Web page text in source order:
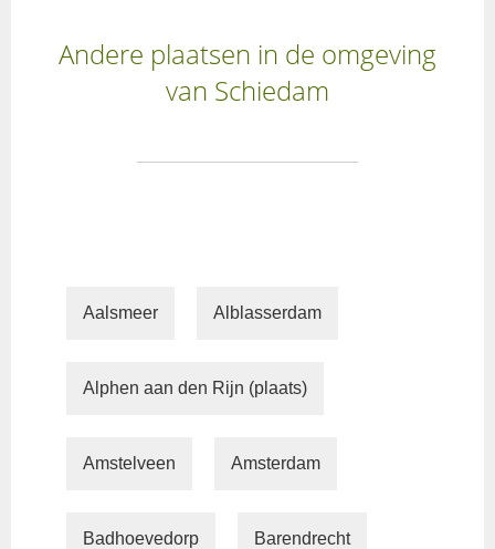
Andere plaatsen in de omgeving
van Schiedam
Aalsmeer Alblasserdam
Alphen aan den Rijn (plaats)
Amstelveen Amsterdam
Badhoevedorp Barendrecht